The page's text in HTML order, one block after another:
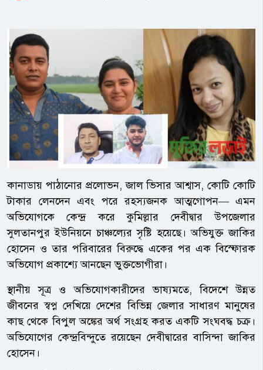
কানাডায় পাঠানোর প্রলোভন, জাল ভিসার আশ্বাস, কোটি কোটি
টাকার লেনদেন এবং পরে রহস্যজনক আত্মগোপন— এমন
অভিযোগকে কেন্দ্র করে কুমিল্লার দেবীদ্বার উপজেলার
সুলতানপুর ইউনিয়নে চাঞ্চল্যের সৃষ্টি হয়েছে। অভিযুক্ত জাকির
হোসেন ও তার পরিবারের বিরুদ্ধে একের পর এক বিস্ফোরক
অভিযোগ প্রকাশ্যে আনছেন ভুক্তভোগীরা।
স্থানীয় সূত্র ও অভিযোগকারীদের ভাষ্যমতে, বিদেশে উন্নত
জীবনের স্বপ্ন দেখিয়ে দেশের বিভিন্ন জেলার সাধারণ মানুষের
কাছ থেকে বিপুল অঙ্কের অর্থ সংগ্রহ করত একটি সংঘবদ্ধ চক্র।
অভিযোগের কেন্দ্রবিন্দুতে রয়েছেন দেবীদ্বারের বাসিন্দা জাকির
হোসেন।